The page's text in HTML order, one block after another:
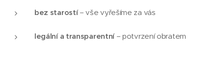
bez starostí– vše vyřešíme za vás
legální a transparentní– potvrzení obratem